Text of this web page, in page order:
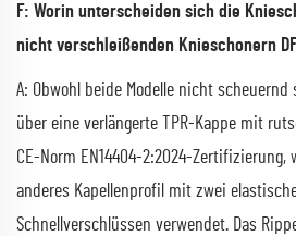
F: Worin unterscheiden sich die
nicht verschleißenden Knieschonern
A: Obwohl beide Modelle nicht scheuernd
über eine verlängerte TPR-Kappe mit
CE-Norm EN14404-2:2024-Zertifizierung,
anderes Kapellenprofil mit zwei
Schnellverschlüssen verwendet. Das